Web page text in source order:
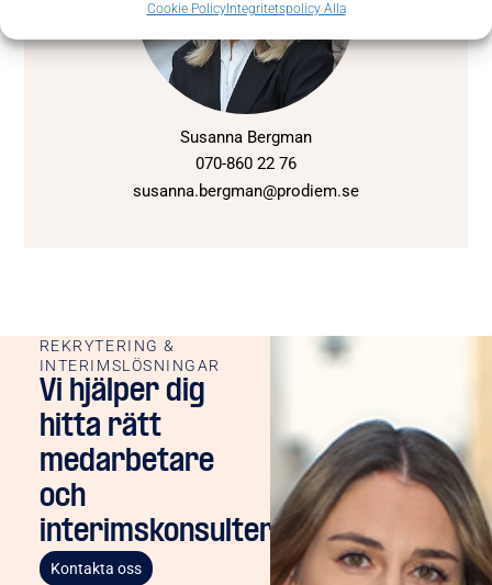
Cookie PolicyIntegritetspolicy Alla
Susanna Bergman
070-860 22 76
susanna.bergman@prodiem.se
REKRYTERING &
INTERIMSLÖSNINGAR
Vi hjälper dig
hitta rätt
medarbetare
och
interimskonsulter
Kontakta oss